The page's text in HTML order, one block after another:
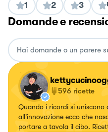
1 2 3
Domande e
596 ricette
Quando i ricordi si uniscono
all'innovazione ecco che
portare a tavola il cibo.